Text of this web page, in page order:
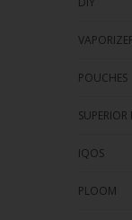
POUCHES
SUPERIOR
IQOS
PLOOM